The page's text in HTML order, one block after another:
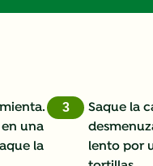
Fibre (g)
una
la
3
Saque la
lento por